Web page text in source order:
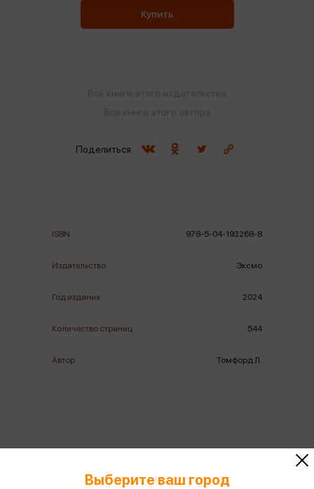
ISBN 978-5-04-193268-8
Издательство Эксмо
Год издания 2024
Количество страниц 544
Автор Томфорд Л.
Купить
Поделиться
АннотацияОтзывыНаличие в магазинах
Выберите ваш город